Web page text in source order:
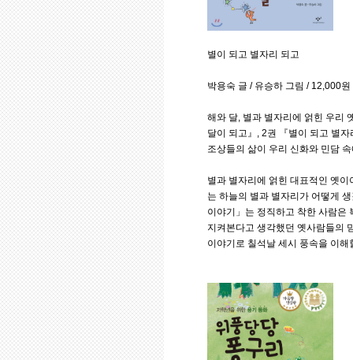
별이 되고 별자리 되고
박용숙 글 / 유승하 그림 / 12,000원
해와 달, 별과 별자리에 얽힌 우리
달이 되고』, 2권 『별이 되고 별
조상들의 삶이 우리 신화와 민담
별과 별자리에 얽힌 대표적인 옛
는 하늘의 별과 별자리가 어떻게
이야기」는 정직하고 착한 사람은
지켜본다고 생각했던 옛사람들의
이야기로 칠석날 세시 풍속을 이해